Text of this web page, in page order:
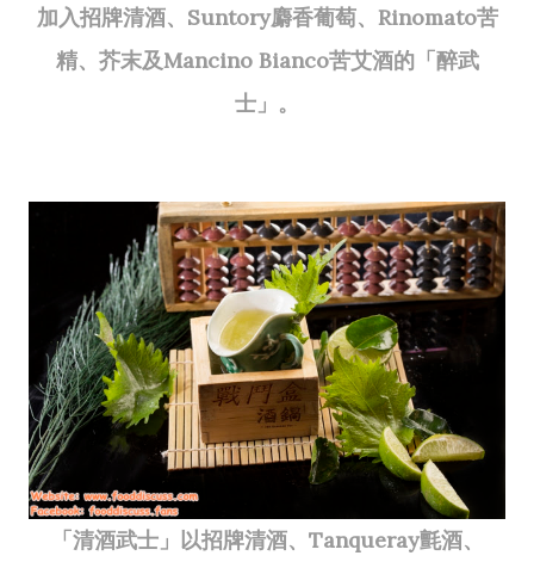
加入招牌清酒、Suntory麝香葡萄、Rinomato苦
精、芥末及Mancino Bianco苦艾酒的「醉武
士」。
「清酒武士」以招牌清酒、Tanqueray氈酒、